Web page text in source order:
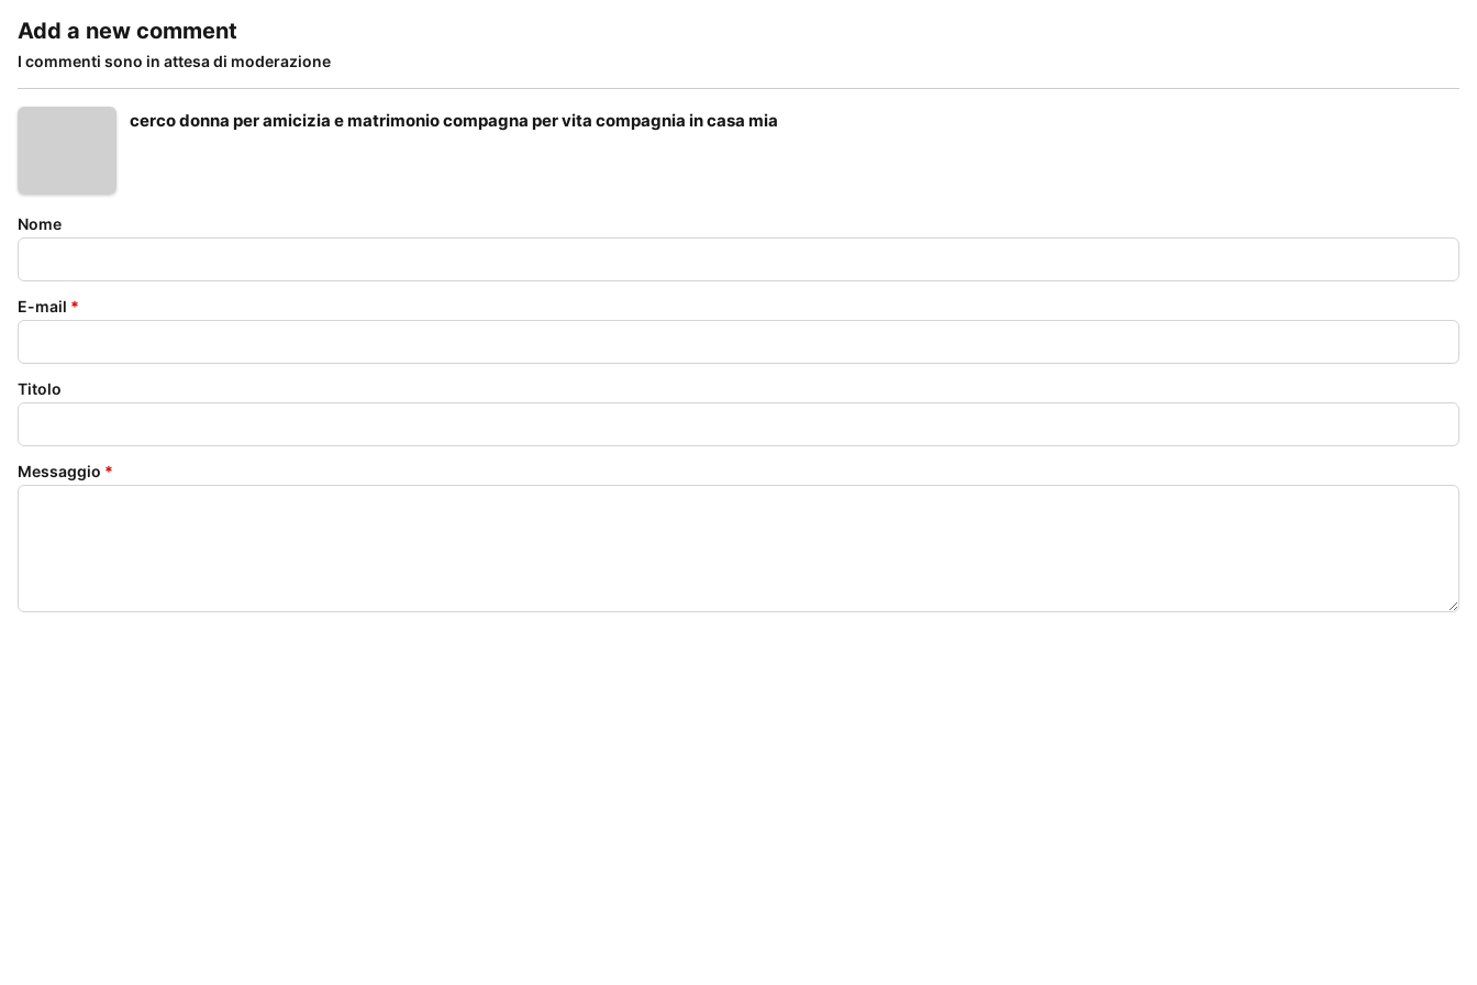
Add a new comment
I commenti sono in attesa di moderazione
cerco donna per amicizia e matrimonio compagna per vita compagnia in casa mia
Nome
E-mail *
Titolo
Messaggio *